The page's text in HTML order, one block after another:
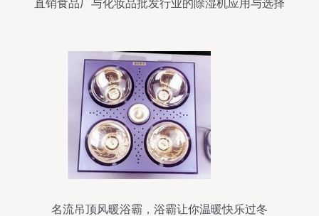
直销食品厂与化妆品批发行业的除湿机应用与选择
名流吊顶风暖浴霸，浴霸让你温暖快乐过冬